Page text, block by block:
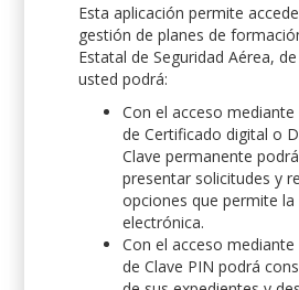
Esta aplicación permite
gestión de planes de
Estatal de Seguridad Aérea,
usted podrá:
Con el acceso mediante
de Certificado digital o
Clave permanente
presentar solicitudes y
opciones que permite la
electrónica.
Con el acceso mediante
de Clave PIN podrá